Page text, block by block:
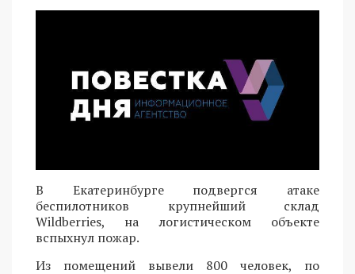
В Екатеринбурге подвергся атаке
беспилотников крупнейший склад
Wildberries, на логистическом объекте
вспыхнул пожар.
Из помещений вывели 800 человек, по